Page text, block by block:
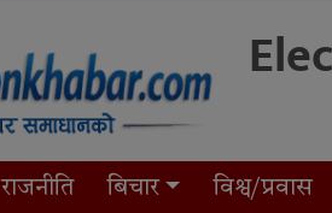
राजनीति बिचार विश्व/प्रवास